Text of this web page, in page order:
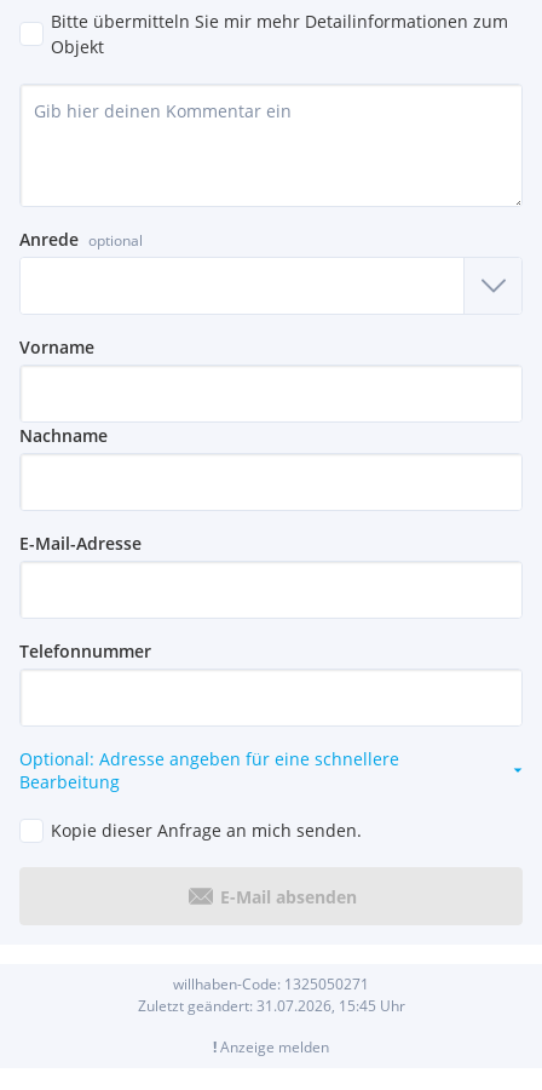
Bitte übermitteln Sie mir mehr Detailinformationen zum
Objekt
Anrede optional
Vorname
Nachname
E-Mail-Adresse
Telefonnummer
Optional: Adresse angeben für eine schnellere
Bearbeitung
Kopie dieser Anfrage an mich senden.
E-Mail absenden
willhaben-Code: 1325050271
Zuletzt geändert: 31.07.2026, 15:45 Uhr
!Anzeige melden